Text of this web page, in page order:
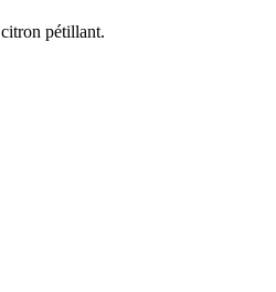
pétillant.